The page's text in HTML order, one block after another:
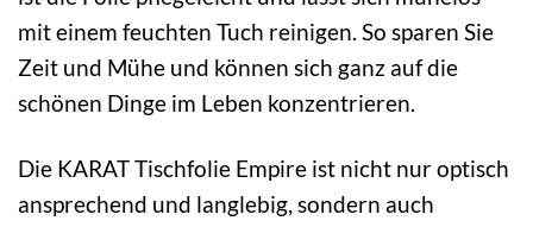
mit einem feuchten Tuch reinigen. So sparen Sie
Zeit und Mühe und können sich ganz auf die
schönen Dinge im Leben konzentrieren.
Die KARAT Tischfolie Empire ist nicht nur optisch
ansprechend und langlebig, sondern auch